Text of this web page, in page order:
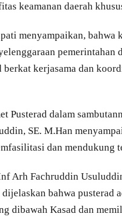
keamanan daerah
menyampaikan, bahwa
pemerintahan
kerjasama dan
Pusterad dalam
SE. M.Han
dan mendukung
Arh Fachruddin
bahwa pusterad
dibawah Kasad dan